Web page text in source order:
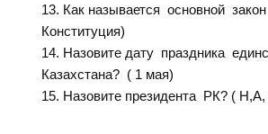
Как называется основной
Конституция)
Назовите дату праздника
Казахстана? ( 1 мая)
Назовите президента РК? (